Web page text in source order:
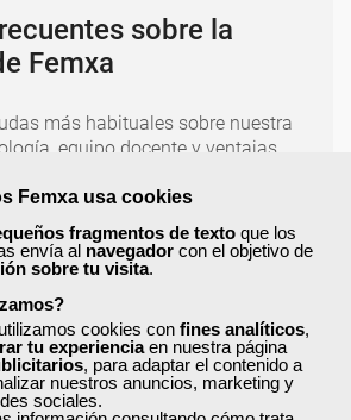
Femxa usa cookies
fragmentos de texto que los
envía al navegador con el objetivo de
sobre tu visita.
cookies con fines analíticos,
tu experienciaen nuestra página
, para adaptar el contenido a
nuestros anuncios, marketing y
sociales.
sobre la
Femxa
más habituales sobre nuestra
equipo docente y ventajas
diferentes de la
plaza en Femxa cuando se
desde el SEPE?